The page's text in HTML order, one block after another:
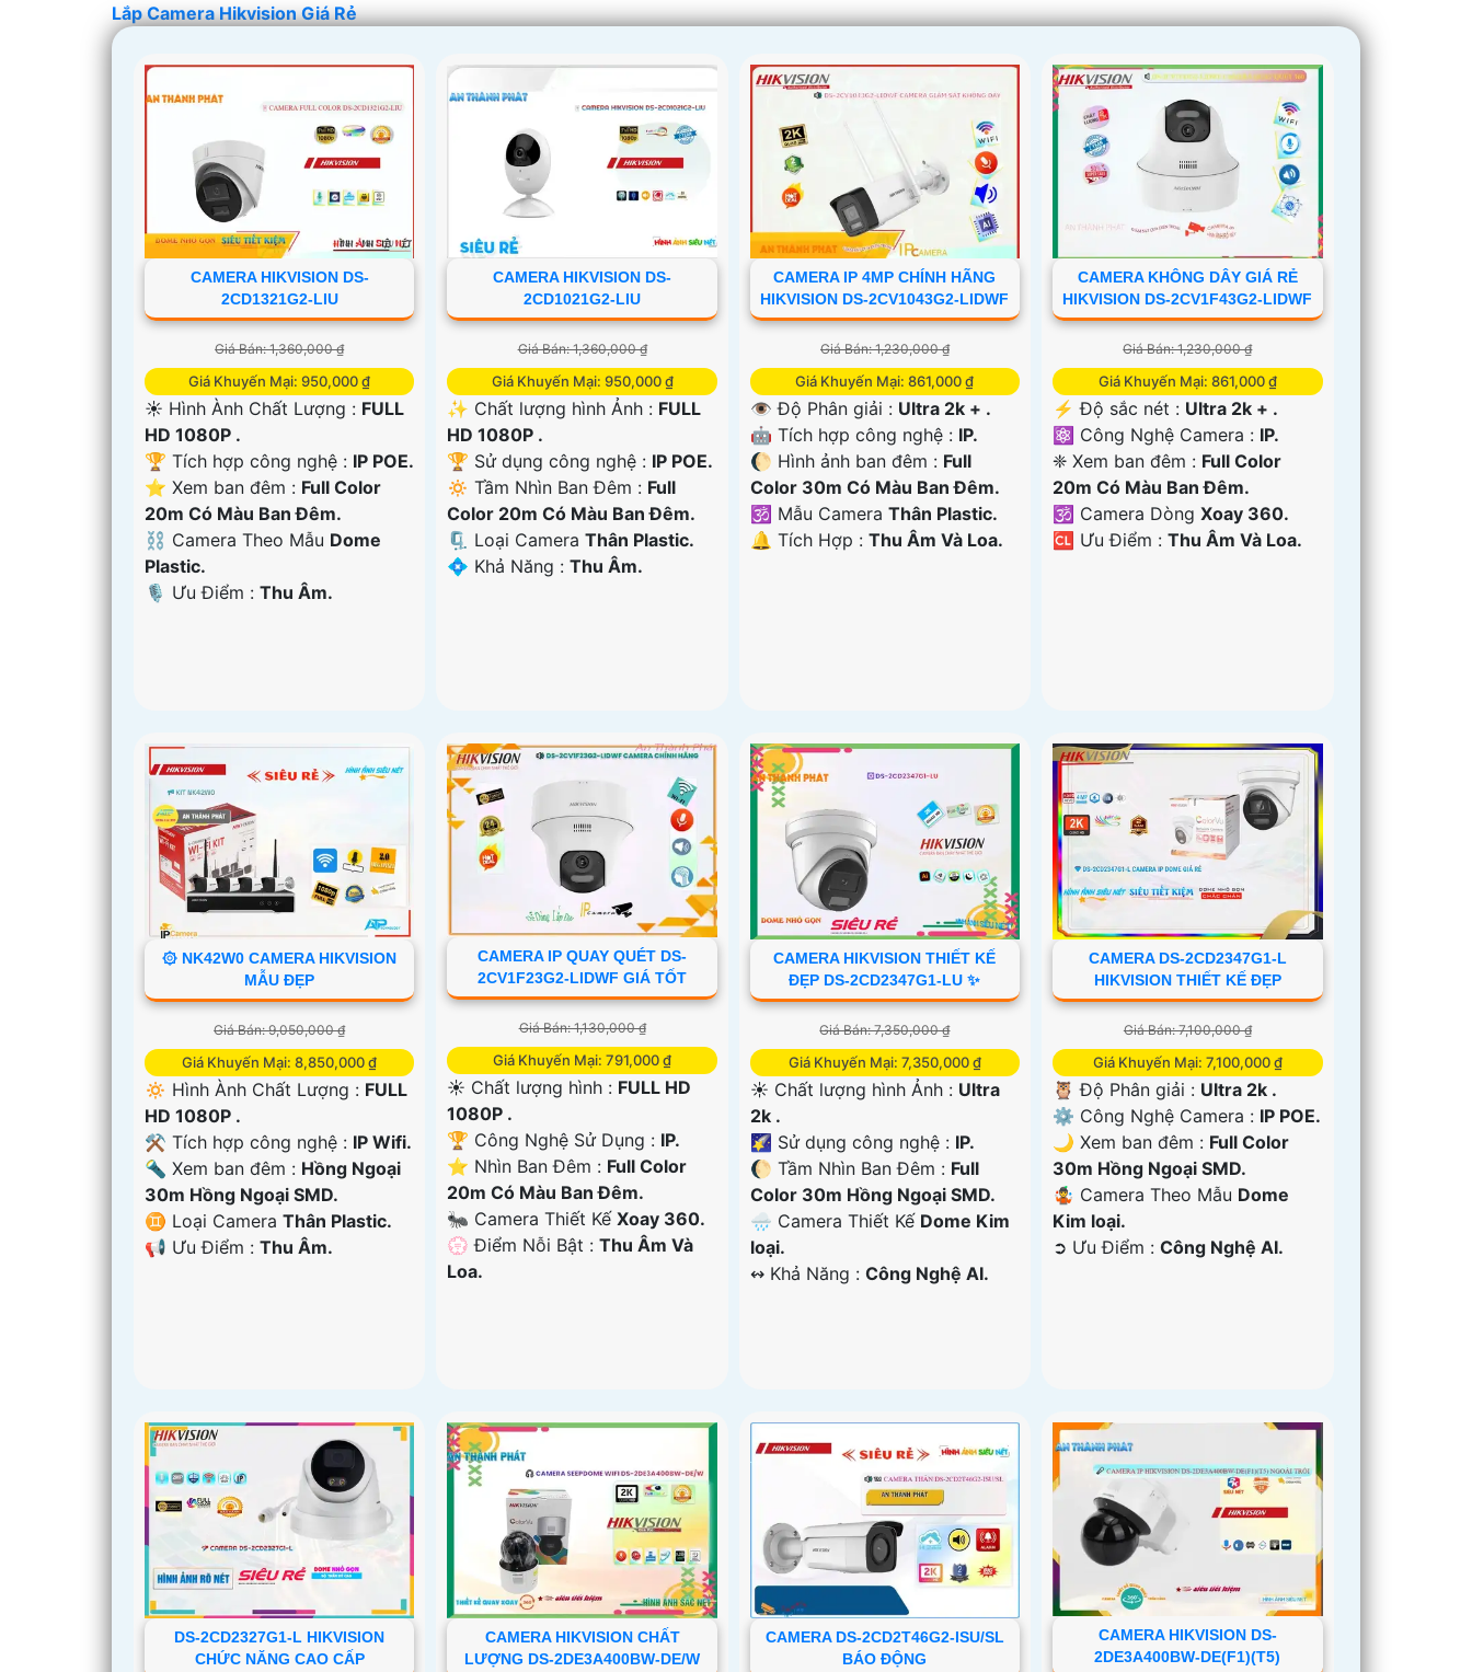
Lắp Camera Hikvision Giá Rẻ
CAMERA HIKVISION DS-
2CD1321G2-LIU
Giá Bán: 1,360,000 ₫
Giá Khuyến Mại: 950,000 ₫
☀️ Hình Ành Chất Lượng : FULL
HD 1080P .
🏆 Tích hợp công nghệ : IP POE.
⭐ Xem ban đêm : Full Color
20m Có Màu Ban Ðêm.
⛓ Camera Theo Mẫu Dome
Plastic.
️🎙 Ưu Điểm : Thu Âm.
CAMERA HIKVISION DS-
2CD1021G2-LIU
Giá Bán: 1,360,000 ₫
Giá Khuyến Mại: 950,000 ₫
✨ Chất lượng hình Ảnh : FULL
HD 1080P .
🏆 Sử dụng công nghệ : IP POE.
🔅 Tầm Nhìn Ban Đêm : Full
Color 20m Có Màu Ban Ðêm.
🗜️ Loại CameraThân Plastic.
️💠 Khả Năng :Thu Âm.
CAMERA IP 4MP CHÍNH HÃNG
HIKVISION DS-2CV1043G2-LIDWF
Giá Bán: 1,230,000 ₫
Giá Khuyến Mại: 861,000 ₫
👁 Độ Phân giải : Ultra 2k + .
🤖️ Tích hợp công nghệ : IP.
🌔 Hình ảnh ban đêm : Full
Color 30m Có Màu Ban Ðêm.
🕉️ Mẫu Camera Thân Plastic.
️🔔 Tích Hợp : Thu Âm Và Loa.
CAMERA KHÔNG DÂY GIÁ RẺ
HIKVISION DS-2CV1F43G2-LIDWF
Giá Bán: 1,230,000 ₫
Giá Khuyến Mại: 861,000 ₫
️⚡ Độ sắc nét : Ultra 2k + .
⚛️ Công Nghệ Camera : IP.
❈ Xem ban đêm : Full Color
20m Có Màu Ban Ðêm.
🕉️ Camera DòngXoay 360.
️🆑 Ưu Điểm :Thu Âm Và Loa.
۞ NK42W0 CAMERA HIKVISION
MẪU ĐẸP
Giá Bán: 9,050,000 ₫
Giá Khuyến Mại: 8,850,000 ₫
🔅 Hình Ành Chất Lượng : FULL
HD 1080P .
⚒ Tích hợp công nghệ : IP Wifi.
🔦 Xem ban đêm : Hồng Ngoại
30m Hồng Ngoại SMD.
♊ Loại Camera Thân Plastic.
️📢 Ưu Điểm : Thu Âm.
CAMERA IP QUAY QUÉT DS-
2CV1F23G2-LIDWF GIÁ TỐT
Giá Bán: 1,130,000 ₫
Giá Khuyến Mại: 791,000 ₫
☀️ Chất lượng hình : FULL HD
1080P .
🏆 Công Nghệ Sử Dụng : IP.
⭐ Nhìn Ban Đêm : Full Color
20m Có Màu Ban Ðêm.
🐜 Camera Thiết KếXoay 360.
️💮 Điểm Nỗi Bật :Thu Âm Và
Loa.
CAMERA HIKVISION THIẾT KẾ
ĐẸP DS-2CD2347G1-LU ✨
Giá Bán: 7,350,000 ₫
Giá Khuyến Mại: 7,350,000 ₫
☀️ Chất lượng hình Ảnh : Ultra
2k .
🌠 Sử dụng công nghệ : IP.
🌔 Tầm Nhìn Ban Đêm : Full
Color 30m Hồng Ngoại SMD.
🌧️ Camera Thiết Kế Dome Kim
loại.
️↭ Khả Năng : Công Nghệ AI.
CAMERA DS-2CD2347G1-L
HIKVISION THIẾT KẾ ĐẸP
Giá Bán: 7,100,000 ₫
Giá Khuyến Mại: 7,100,000 ₫
🦉 Độ Phân giải : Ultra 2k .
⚙ Công Nghệ Camera : IP POE.
🌙 Xem ban đêm : Full Color
30m Hồng Ngoại SMD.
🤹 Camera Theo Mẫu Dome
Kim loại.
️➲ Ưu Điểm :Công Nghệ AI.
DS-2CD2327G1-L HIKVISION
CHỨC NĂNG CAO CẤP
CAMERA HIKVISION CHẤT
LƯỢNG DS-2DE3A400BW-DE/W
CAMERA DS-2CD2T46G2-ISU/SL
BÁO ĐỘNG
CAMERA HIKVISION DS-
2DE3A400BW-DE(F1)(T5)